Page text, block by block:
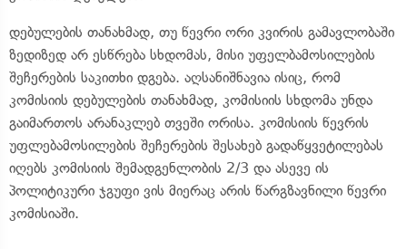
დებულების თანახმად, თუ წევრი ორი კვირის გამავლობაში
ზედიზედ არ ესწრება სხდომას, მისი უფელბამოსილების
შეჩერების საკითხი დგება. აღსანიშნავია ისიც, რომ
კომისიის დებულების თანახმად, კომისიის სხდომა უნდა
გაიმართოს არანაკლებ თვეში ორისა. კომისიის წევრის
უფლებამოსილების შეჩერების შესახებ გადაწყვეტილებას
იღებს კომისიის შემადგენლობის 2/3 და ასევე ის
პოლიტიკური ჯგუფი ვის მიერაც არის წარგზავნილი წევრი
კომისიაში.